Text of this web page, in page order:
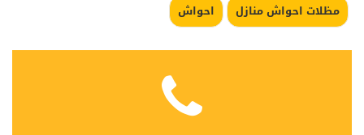
مظلات احواش منازل
احواش